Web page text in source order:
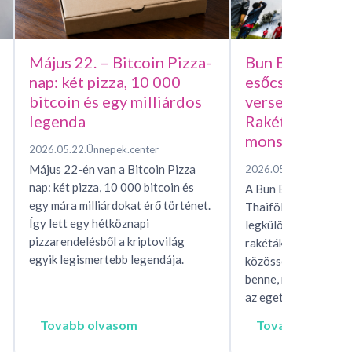
Május 22. – Bitcoin Pizza-
nap: két pizza, 10 000
bitcoin és egy milliárdos
legenda
2026.05.22.Ünnepek.center
Május 22-én van a Bitcoin Pizza
nap: két pizza, 10 000 bitcoin és
egy mára milliárdokat érő történet.
Így lett egy hétköznapi
pizzarendelésből a kriptovilág
egyik legismertebb legendája.
Tovabb olvasom
Bun Bang Fai –
esőcsináló
versenye,
monszunért
2026.05.15.
A Bun Bang Fai
Thaiföld és Laosz
legkülönösebb
rakéták, mítoszok,
közösségi rítusok
benne, miközben
az eget, hogy…
Tovabb